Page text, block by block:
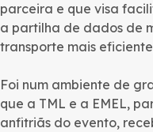
parceira e que visa
a partilha de dados de
transporte mais
Foi num ambiente de
que a TML e a EMEL,
anfitriãs do evento,